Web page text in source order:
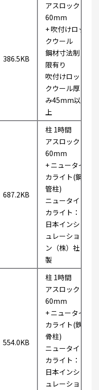
386.5KB
アスロック
60mm
+ 吹付けロッ
クウール
鋼材寸法制
限有り
吹付けロッ
クウール厚
み45mm以
上
687.2KB
柱 1時間
アスロック
60mm
+ ニュータイ
カライト(鋼
管柱)
ニュータイ
カライト：
日本インシ
ュレーショ
ン（株）社
製
554.0KB
柱 1時間
アスロック
60mm
+ ニュータイ
カライト(鉄
骨柱)
ニュータイ
カライト：
日本インシ
ュレーショ